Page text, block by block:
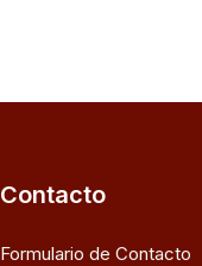
Contacto
Formulario de Contacto